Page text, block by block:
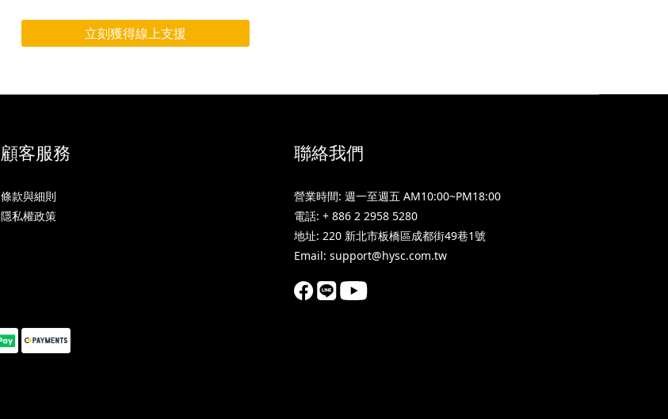
立刻獲得線上支援
顧客服務
條款與細則
隱私權政策
聯絡我們
營業時間: 週一至週五 AM10:00~PM18:00
電話: + 886 2 2958 5280
地址: 220 新北市板橋區成都街49巷1號
Email: support@hysc.com.tw